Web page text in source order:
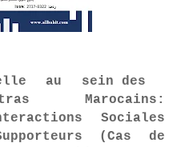
au sein des
Marocains:
Sociales
(Cas de